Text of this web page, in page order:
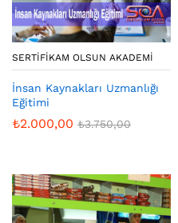
SERTIFIKAM OLSUN AKADEMI
İnsan Kaynakları Uzmanlığı
Eğitimi
₺2.000,00 ₺3.750,00